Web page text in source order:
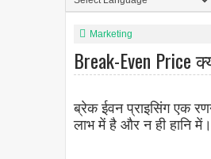
Marketing
Break-Even Price
ब्रेक ईवन प्राइसिंग एक
लाभ में है और न ही हानि में।